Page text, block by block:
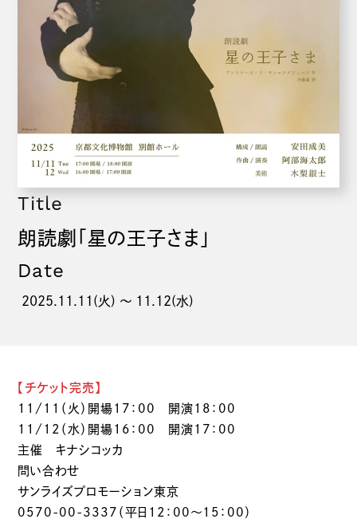
Title
朗読劇「星の王子さま」
Date
2025.11.11(火) 〜 11.12(水)
【チケット完売】
11/11（火）開場17：00 開演18：00
11/12（水）開場16：00 開演17：00
主催 キナシコッカ
問い合わせ
サンライズプロモーション東京
0570-00-3337（平日12：00～15：00）